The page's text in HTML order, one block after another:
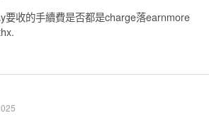
要收的手續費是否都是charge落earnmore